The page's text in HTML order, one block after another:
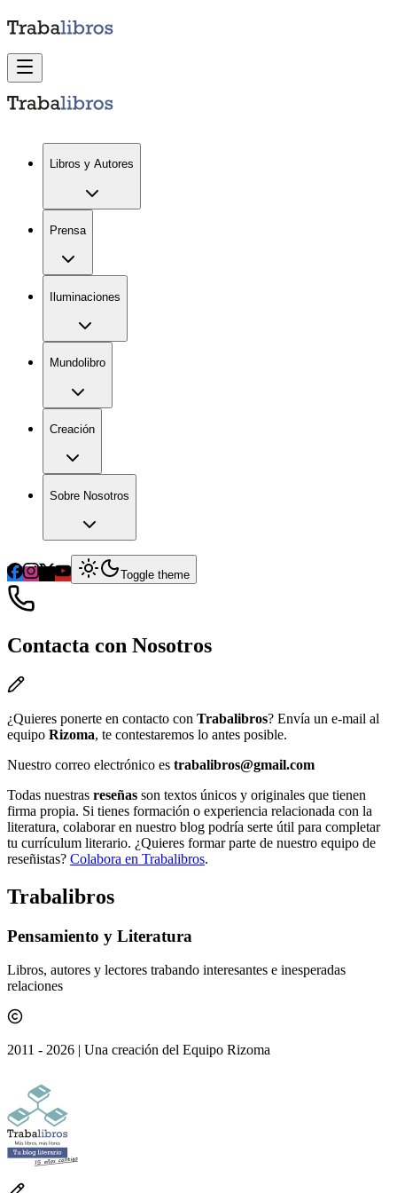
Libros y Autores
Prensa
Iluminaciones
Mundolibro
Creación
Sobre Nosotros
Toggle theme
Contacta con Nosotros
¿Quieres ponerte en contacto con Trabalibros? Envía un e-mail al
equipo Rizoma, te contestaremos lo antes posible.
Nuestro correo electrónico es trabalibros@gmail.com
Todas nuestras reseñas son textos únicos y originales que tienen
firma propia. Si tienes formación o experiencia relacionada con la
literatura, colaborar en nuestro blog podría serte útil para completar
tu currículum literario. ¿Quieres formar parte de nuestro equipo de
reseñistas? Colabora en Trabalibros.
Trabalibros
Pensamiento y Literatura
Libros, autores y lectores trabando interesantes e inesperadas
relaciones
2011 - 2026 | Una creación del Equipo Rizoma